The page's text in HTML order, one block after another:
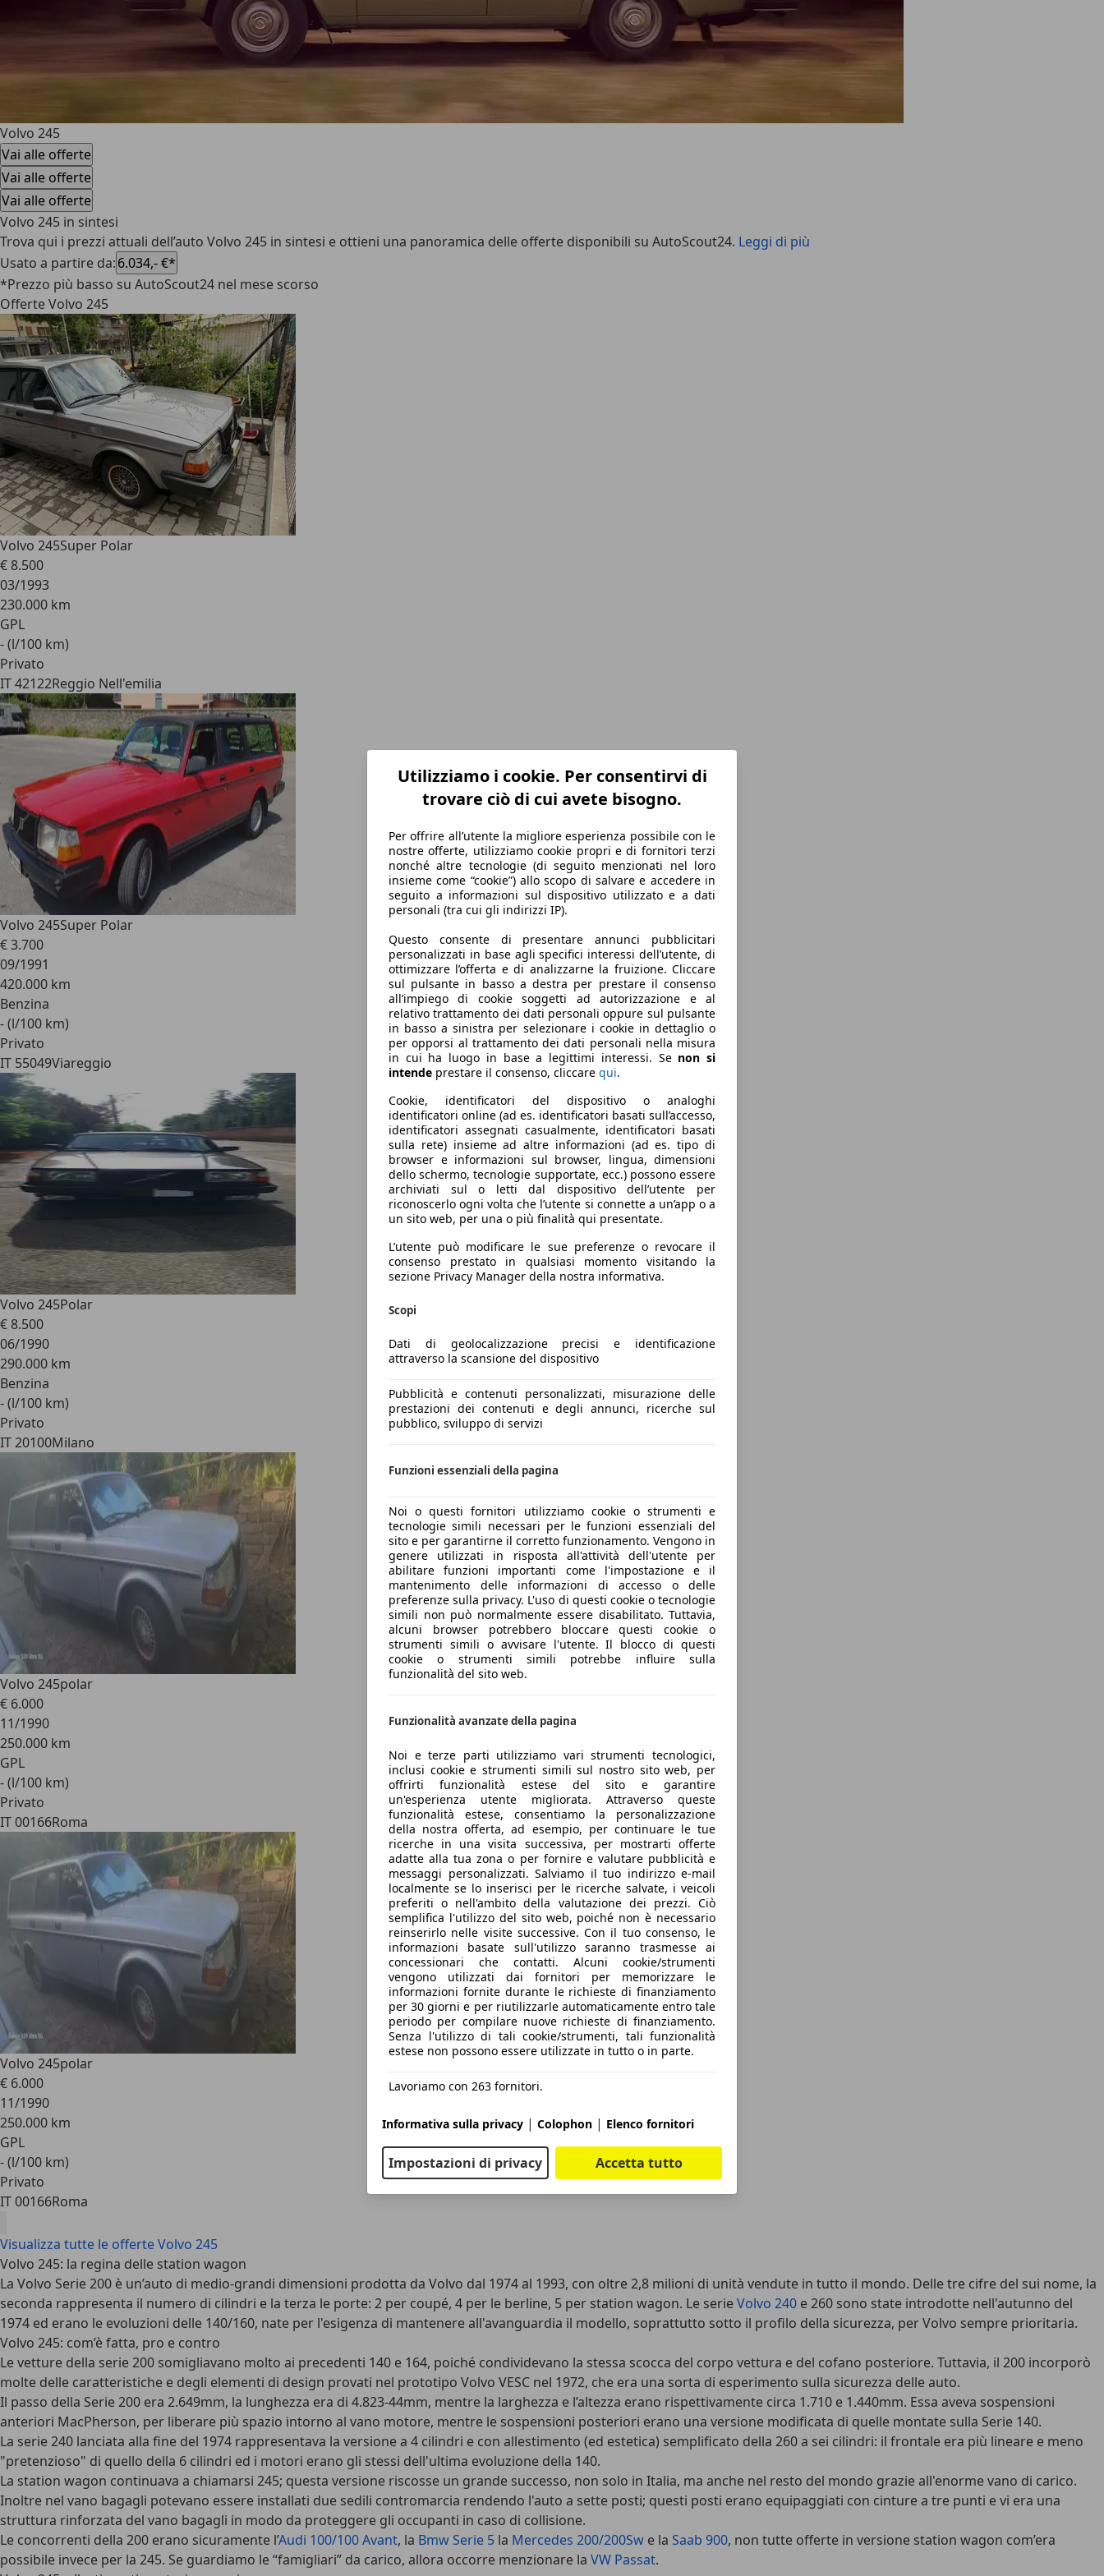
Volvo 245
Vai alle offerte
Vai alle offerte
Vai alle offerte
Volvo 245 in sintesi
Trova qui i prezzi attuali dell’auto Volvo 245 in sintesi e ottieni una panoramica delle offerte disponibili su AutoScout24. Leggi di più
Usato a partire da:6.034,- €*
*Prezzo più basso su AutoScout24 nel mese scorso
Offerte Volvo 245
Volvo 245Super Polar
€ 8.500
03/1993
230.000 km
GPL
- (l/100 km)
Privato
IT 42122Reggio Nell'emilia
Volvo 245Super Polar
€ 3.700
09/1991
420.000 km
Benzina
- (l/100 km)
Privato
IT 55049Viareggio
Volvo 245Polar
€ 8.500
06/1990
290.000 km
Benzina
- (l/100 km)
Privato
IT 20100Milano
Volvo 245polar
€ 6.000
11/1990
250.000 km
GPL
- (l/100 km)
Privato
IT 00166Roma
Volvo 245polar
€ 6.000
11/1990
250.000 km
GPL
- (l/100 km)
Privato
IT 00166Roma
Visualizza tutte le offerte Volvo 245
Volvo 245: la regina delle station wagon
La Volvo Serie 200 è un’auto di medio-grandi dimensioni prodotta da Volvo dal 1974 al 1993, con oltre 2,8 milioni di unità vendute in tutto il mondo. Delle tre cifre del sui nome, la
seconda rappresenta il numero di cilindri e la terza le porte: 2 per coupé, 4 per le berline, 5 per station wagon. Le serieVolvo 240 e 260 sono state introdotte nell'autunno del
1974 ed erano le evoluzioni delle 140/160, nate per l'esigenza di mantenere all'avanguardia il modello, soprattutto sotto il profilo della sicurezza, per Volvo sempre prioritaria.
Volvo 245: com’è fatta, pro e contro
Le vetture della serie 200 somigliavano molto ai precedenti 140 e 164, poiché condividevano la stessa scocca del corpo vettura e del cofano posteriore. Tuttavia, il 200 incorporò
molte delle caratteristiche e degli elementi di design provati nel prototipo Volvo VESC nel 1972, che era una sorta di esperimento sulla sicurezza delle auto.
Il passo della Serie 200 era 2.649mm, la lunghezza era di 4.823-44mm, mentre la larghezza e l’altezza erano rispettivamente circa 1.710 e 1.440mm. Essa aveva sospensioni
anteriori MacPherson, per liberare più spazio intorno al vano motore, mentre le sospensioni posteriori erano una versione modificata di quelle montate sulla Serie 140.
La serie 240 lanciata alla fine del 1974 rappresentava la versione a 4 cilindri e con allestimento (ed estetica) semplificato della 260 a sei cilindri: il frontale era più lineare e meno
"pretenzioso" di quello della 6 cilindri ed i motori erano gli stessi dell'ultima evoluzione della 140.
La station wagon continuava a chiamarsi 245; questa versione riscosse un grande successo, non solo in Italia, ma anche nel resto del mondo grazie all'enorme vano di carico.
Inoltre nel vano bagagli potevano essere installati due sedili contromarcia rendendo l'auto a sette posti; questi posti erano equipaggiati con cinture a tre punti e vi era una
struttura rinforzata del vano bagagli in modo da proteggere gli occupanti in caso di collisione.
Le concorrenti della 200 erano sicuramente l’Audi 100/100 Avant, la Bmw Serie 5 la Mercedes 200/200Sw e la Saab 900, non tutte offerte in versione station wagon com’era
possibile invece per la 245. Se guardiamo le “famigliari” da carico, allora occorre menzionare la VW Passat.
Utilizziamo i cookie. Per consentirvi di
trovare ciò di cui avete bisogno.
Per offrire all’utente la migliore esperienza possibile con le
nostre offerte, utilizziamo cookie propri e di fornitori terzi
nonché altre tecnologie (di seguito menzionati nel loro
insieme come “cookie”) allo scopo di salvare e accedere in
seguito a informazioni sul dispositivo utilizzato e a dati
personali (tra cui gli indirizzi IP).
Questo consente di presentare annunci pubblicitari
personalizzati in base agli specifici interessi dell’utente, di
ottimizzare l’offerta e di analizzarne la fruizione. Cliccare
sul pulsante in basso a destra per prestare il consenso
all’impiego di cookie soggetti ad autorizzazione e al
relativo trattamento dei dati personali oppure sul pulsante
in basso a sinistra per selezionare i cookie in dettaglio o
per opporsi al trattamento dei dati personali nella misura
in cui ha luogo in base a legittimi interessi. Se non si
intende prestare il consenso, cliccare qui.
Cookie, identificatori del dispositivo o analoghi
identificatori online (ad es. identificatori basati sull’accesso,
identificatori assegnati casualmente, identificatori basati
sulla rete) insieme ad altre informazioni (ad es. tipo di
browser e informazioni sul browser, lingua, dimensioni
dello schermo, tecnologie supportate, ecc.) possono essere
archiviati sul o letti dal dispositivo dell’utente per
riconoscerlo ogni volta che l’utente si connette a un’app o a
un sito web, per una o più finalità qui presentate.
L’utente può modificare le sue preferenze o revocare il
consenso prestato in qualsiasi momento visitando la
sezione Privacy Manager della nostra informativa.
Scopi
Dati di geolocalizzazione precisi e identificazione
attraverso la scansione del dispositivo
Pubblicità e contenuti personalizzati, misurazione delle
prestazioni dei contenuti e degli annunci, ricerche sul
pubblico, sviluppo di servizi
Funzioni essenziali della pagina
Noi o questi fornitori utilizziamo cookie o strumenti e
tecnologie simili necessari per le funzioni essenziali del
sito e per garantirne il corretto funzionamento. Vengono in
genere utilizzati in risposta all'attività dell'utente per
abilitare funzioni importanti come l'impostazione e il
mantenimento delle informazioni di accesso o delle
preferenze sulla privacy. L'uso di questi cookie o tecnologie
simili non può normalmente essere disabilitato. Tuttavia,
alcuni browser potrebbero bloccare questi cookie o
strumenti simili o avvisare l'utente. Il blocco di questi
cookie o strumenti simili potrebbe influire sulla
funzionalità del sito web.
Funzionalità avanzate della pagina
Noi e terze parti utilizziamo vari strumenti tecnologici,
inclusi cookie e strumenti simili sul nostro sito web, per
offrirti funzionalità estese del sito e garantire
un'esperienza utente migliorata. Attraverso queste
funzionalità estese, consentiamo la personalizzazione
della nostra offerta, ad esempio, per continuare le tue
ricerche in una visita successiva, per mostrarti offerte
adatte alla tua zona o per fornire e valutare pubblicità e
messaggi personalizzati. Salviamo il tuo indirizzo e-mail
localmente se lo inserisci per le ricerche salvate, i veicoli
preferiti o nell'ambito della valutazione dei prezzi. Ciò
semplifica l'utilizzo del sito web, poiché non è necessario
reinserirlo nelle visite successive. Con il tuo consenso, le
informazioni basate sull'utilizzo saranno trasmesse ai
concessionari che contatti. Alcuni cookie/strumenti
vengono utilizzati dai fornitori per memorizzare le
informazioni fornite durante le richieste di finanziamento
per 30 giorni e per riutilizzarle automaticamente entro tale
periodo per compilare nuove richieste di finanziamento.
Senza l'utilizzo di tali cookie/strumenti, tali funzionalità
estese non possono essere utilizzate in tutto o in parte.
Lavoriamo con 263 fornitori.
Informativa sulla privacy | Colophon | Elenco fornitori
Impostazioni di privacy Accetta tutto